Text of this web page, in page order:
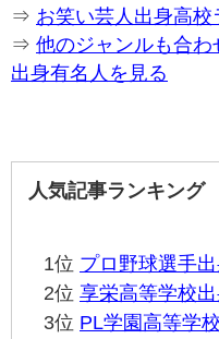
⇒ お笑い芸人出身高校
⇒ 他のジャンルも合
出身有名人を見る
人気記事ランキング
1位 プロ野球選手
2位 享栄高等学校
3位 PL学園高等学